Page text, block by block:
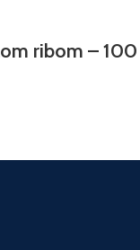
ribom – 100